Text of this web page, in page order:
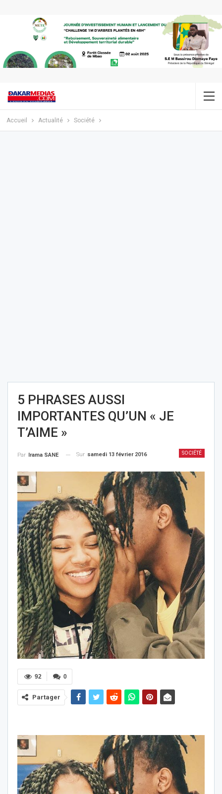
Accueil Actualité Société
5 PHRASES AUSSI
IMPORTANTES QU’UN « JE
T’AIME »
SOCIÉTÉ
Par Irama SANE Sur samedi 13 février 2016
0
92
Partager